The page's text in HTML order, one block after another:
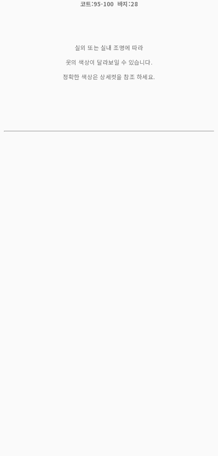
코트:95-100 바지:28
실외 또는 실내 조명에 따라
옷의 색상이 달라보일 수 있습니다.
정확한 색상은 상세컷을 참조 하세요.